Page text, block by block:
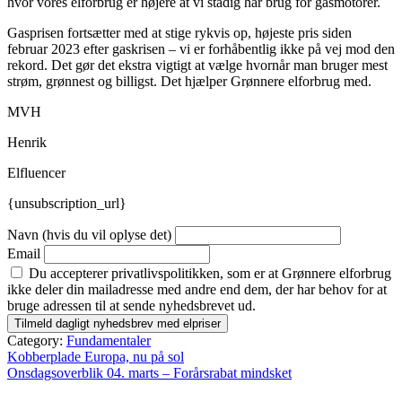
Gasprisen fortsætter med at stige rykvis op, højeste pris siden
februar 2023 efter gaskrisen – vi er forhåbentlig ikke på vej mod den
rekord. Det gør det ekstra vigtigt at vælge hvornår man bruger mest
strøm, grønnest og billigst. Det hjælper Grønnere elforbrug med.
MVH
Henrik
Elfluencer
{unsubscription_url}
Navn (hvis du vil oplyse det)
Email
Du accepterer privatlivspolitikken, som er at Grønnere elforbrug
ikke deler din mailadresse med andre end dem, der har behov for at
bruge adressen til at sende nyhedsbrevet ud.
Category: Fundamentaler
Indlægsnavigation
Kobberplade Europa, nu på sol
Onsdagsoverblik 04. marts – Forårsrabat mindsket